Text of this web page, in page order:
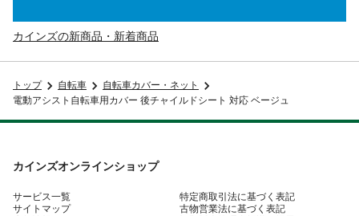
カインズの新商品・新着商品
トップ 自転車
自転車カバー・ネット
電動アシスト自転車用カバー 後チャイルドシート 対応 ベージュ
カインズオンラインショップ
サービス一覧
サイトマップ
特定商取引法に基づく表記
古物営業法に基づく表記